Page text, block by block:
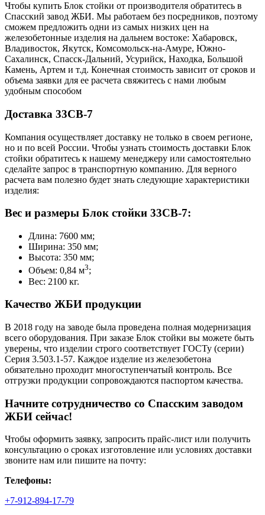
Чтобы купить Блок стойки от производителя обратитесь в
Cпасский завод ЖБИ. Мы работаем без посредников, поэтому
сможем предложить одни из самых низких цен на
железобетонные изделия на дальнем востоке: Хабаровск,
Владивосток, Якутск, Комсомольск-на-Амуре, Южно-
Сахалинск, Спасск-Дальний, Усурийск, Находка, Большой
Камень, Артем и т.д. Конечная стоимость зависит от сроков и
объема заявки для ее расчета свяжитесь с нами любым
удобным способом
Доставка 33СВ-7
Компания осуществляет доставку не только в своем регионе,
но и по всей России. Чтобы узнать стоимость доставки Блок
стойки обратитесь к нашему менеджеру или самостоятельно
сделайте запрос в транспортную компанию. Для верного
расчета вам полезно будет знать следующие характеристики
изделия:
Вес и размеры Блок стойки 33СВ-7:
Длина: 7600 мм;
Ширина: 350 мм;
Высота: 350 мм;
Объем: 0,84 м3;
Вес: 2100 кг.
Качество ЖБИ продукции
В 2018 году на заводе была проведена полная модернизация
всего оборудования. При заказе Блок стойки вы можете быть
уверены, что изделии строго соответствует ГОСТу (серии)
Серия 3.503.1-57. Каждое изделие из железобетона
обязательно проходит многоступенчатый контроль. Все
отгрузки продукции сопровождаются паспортом качества.
Начните сотрудничество со Cпасским заводом
ЖБИ сейчас!
Чтобы оформить заявку, запросить прайс-лист или получить
консультацию о сроках изготовление или условиях доставки
звоните нам или пишите на почту:
Телефоны:
+7-912-894-17-79